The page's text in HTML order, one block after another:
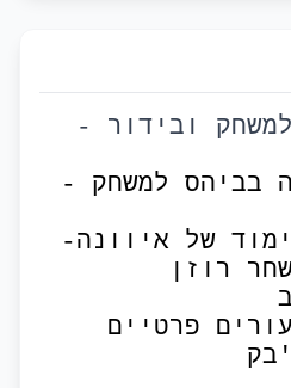
- ובידור
- בביהס למשחק
-של איוונה
רוזן
פרטיים